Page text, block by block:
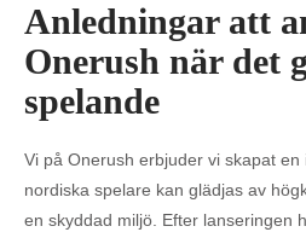
Anledningar att
Onerush när det
spelande
Vi på Onerush erbjuder vi skapat
nordiska spelare kan glädjas av
en skyddad miljö. Efter lanseringen